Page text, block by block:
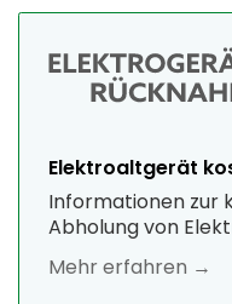
Elektroaltgerät
Informationen zur
Abholung von
Mehr erfahren →